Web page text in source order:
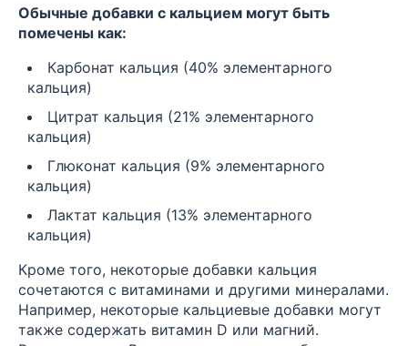
Обычные добавки с кальцием могут быть
помечены как:
Карбонат кальция (40% элементарного
кальция)
Цитрат кальция (21% элементарного
кальция)
Глюконат кальция (9% элементарного
кальция)
Лактат кальция (13% элементарного
кальция)
Кроме того, некоторые добавки кальция
сочетаются с витаминами и другими минералами.
Например, некоторые кальциевые добавки могут
также содержать витамин D или магний.